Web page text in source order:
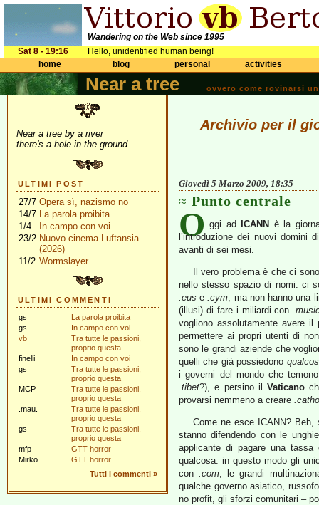
Wandering on the Web since 1995
Sat 8 - 19:16
Hello, unidentified human being!
home
blog personal activities
Near a tree ovvero come rovinarsi
Near a tree by a river
there's a hole in the ground
ULTIMI POST
27/7 Opera sì, nazismo no
14/7 La parola proibita
1/4
In campo con voi
23/2 Nuovo cinema Luftansia
(2026)
11/2 Wormslayer
ULTIMI COMMENTI
gs
La parola proibita
gs
In campo con voi
vb
Tra tutte le passioni,
proprio questa
finelli
In campo con voi
gs
Tra tutte le passioni,
proprio questa
MCP
Tra tutte le passioni,
proprio questa
.mau.
Tra tutte le passioni,
proprio questa
gs
Tra tutte le passioni,
proprio questa
mfp
GTT horror
Mirko
GTT horror
Tutti i commenti »
Archivio per il
Giovedì 5 Marzo 2009, 18:35
Punto centrale
O ggi ad ICANN è la
l’introduzione dei nuovi
avanti di sei mesi.
Il vero problema è che ci
nello stesso spazio di nomi: ci
.eus e.cym, ma non hanno una
(illusi) di fare i miliardi con
vogliono assolutamente avere
permettere ai propri utenti di
sono le grandi aziende che
quelli che già possiedono
i governi del mondo che
.tibet?), e persino il Vaticano
provarsi nemmeno a creare
Come ne esce ICANN? Beh,
stanno difendendo con le
applicante di pagare una
qualcosa: in questo modo gli
con.com, le grandi
qualche governo asiatico,
no profit, gli sforzi comunitari –